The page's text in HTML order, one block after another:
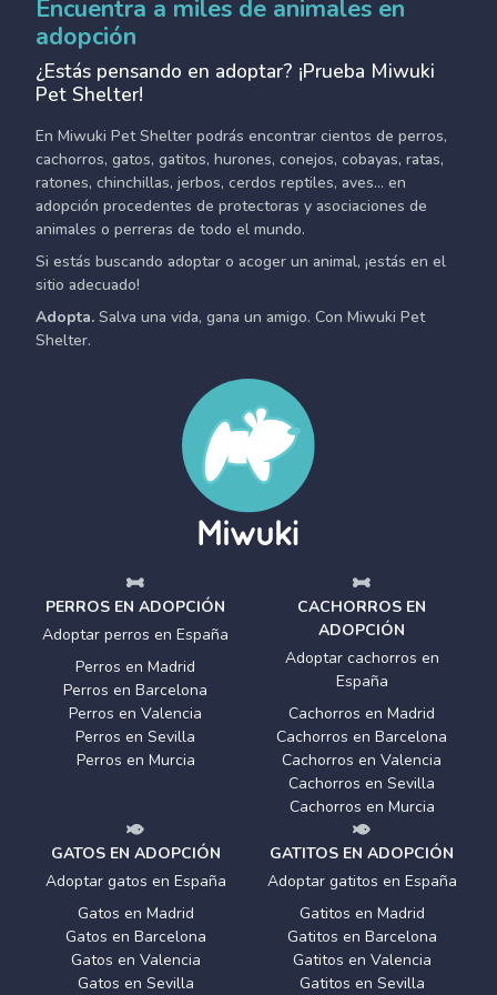
Encuentra a miles de animales en
adopción
¿Estás pensando en adoptar? ¡Prueba Miwuki
Pet Shelter!
En Miwuki Pet Shelter podrás encontrar cientos de perros,
cachorros, gatos, gatitos, hurones, conejos, cobayas, ratas,
ratones, chinchillas, jerbos, cerdos reptiles, aves... en
adopción procedentes de protectoras y asociaciones de
animales o perreras de todo el mundo.
Si estás buscando adoptar o acoger un animal, ¡estás en el
sitio adecuado!
Adopta. Salva una vida, gana un amigo. Con Miwuki Pet
Shelter.
PERROS EN ADOPCIÓN
Adoptar perros en España
Perros en Madrid
Perros en Barcelona
Perros en Valencia
Perros en Sevilla
Perros en Murcia
CACHORROS EN
ADOPCIÓN
Adoptar cachorros en
España
Cachorros en Madrid
Cachorros en Barcelona
Cachorros en Valencia
Cachorros en Sevilla
Cachorros en Murcia
GATOS EN ADOPCIÓN
Adoptar gatos en España
Gatos en Madrid
Gatos en Barcelona
Gatos en Valencia
Gatos en Sevilla
GATITOS EN ADOPCIÓN
Adoptar gatitos en España
Gatitos en Madrid
Gatitos en Barcelona
Gatitos en Valencia
Gatitos en Sevilla